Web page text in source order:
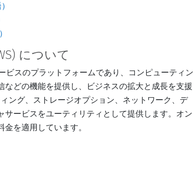
について
ビスのプラットフォームであり、コンピューティン
どの機能を提供し、ビジネスの拡大と成長を支援
ング、ストレージオプション、ネットワーク、デ
ービスをユーティリティとして提供します。オン
を適用しています。